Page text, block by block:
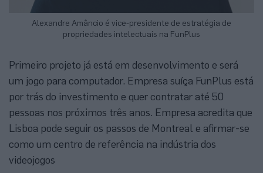
Alexandre Amâncio é vice-presidente de estratégia de
propriedades intelectuais na FunPlus
Primeiro projeto já está em desenvolvimento e será
um jogo para computador. Empresa suíça FunPlus está
por trás do investimento e quer contratar até 50
pessoas nos próximos três anos. Empresa acredita que
Lisboa pode seguir os passos de Montreal e afirmar-se
como um centro de referência na indústria dos
videojogos